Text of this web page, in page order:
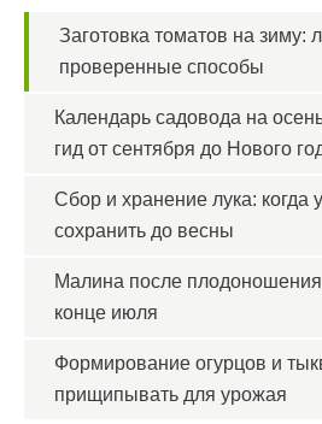
Заготовка томатов на зиму:
проверенные способы
Календарь садовода на
гид от сентября до Нового
Сбор и хранение лука: когда
сохранить до весны
Малина после
конце июля
Формирование огурцов и
прищипывать для урожая